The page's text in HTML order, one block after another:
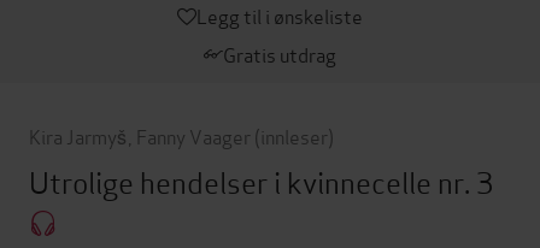
Legg til i ønskeliste
Gratis utdrag
Kira Jarmyš Fanny Vaager (innleser)
Utrolige hendelser i kvinnecelle nr. 3